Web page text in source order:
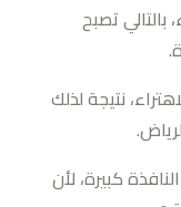
بالتالي تصبح
نتيجة لذلك
كبيرة، لأن